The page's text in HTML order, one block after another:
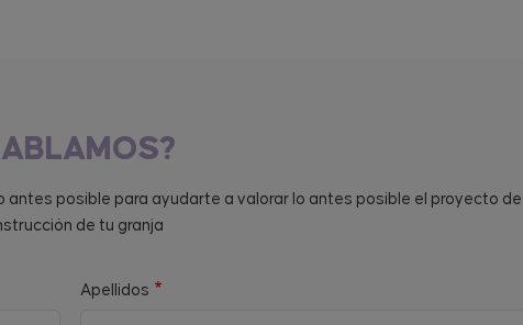
posible para ayudarte a valorar lo antes posible el proyecto de
de tu granja
Apellidos